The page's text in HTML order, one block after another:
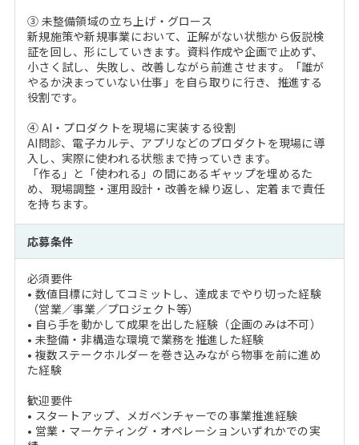
③ 未整備領域の立ち上げ・グロース
新規施策や新規事業において、正解がない状態から仮説検
証を回し、形にしていきます。資料作成や企画で止めず、
小さく試し、失敗し、改善しながら前進させます。「誰が
やるか決まっていない仕事」を自ら取りに行き、推進する
役割です。
④ AI・プロダクトを現場に実装する役割
AI問診、電子カルテ、アプリなどのプロダクトを現場に導
入し、実際に使われる状態まで持っていきます。
「作る」と「使われる」の間にあるギャップを埋めるた
め、現場調整・運用設計・改善を繰り返し、定着まで責任
を持ちます。
応募条件
必須要件
• 数値目標に対してコミットし、達成までやり切った経験
（営業／事業／プロジェクト等）
• 自ら手を動かして成果を出した経験（企画のみは不可）
• 未整備・非構造な環境で業務を推進した経験
• 複数ステークホルダーを巻き込みながら物事を前に進め
た経験
歓迎要件
• スタートアップ、メガベンチャーでの事業推進経験
• 営業・マーケティング・オペレーションいずれかでの実